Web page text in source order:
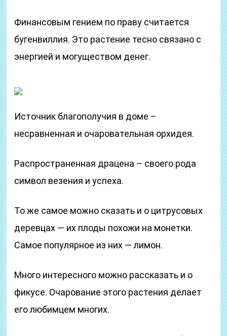
Финансовым гением по праву считается
бугенвиллия. Это растение тесно связано с
энергией и могуществом денег.
Источник благополучия в доме –
несравненная и очаровательная орхидея.
Распространенная драцена – своего рода
символ везения и успеха.
То же самое можно сказать и о цитрусовых
деревцах — их плоды похожи на монетки.
Самое популярное из них — лимон.
Много интересного можно рассказать и о
фикусе. Очарование этого растения делает
его любимцем многих.